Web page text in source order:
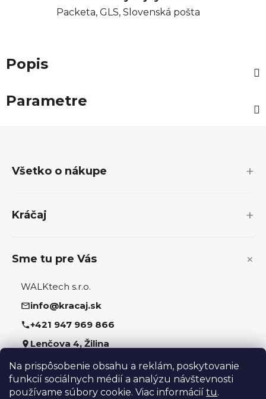
Na prispôsobenie obsahu a reklám, poskytovanie
funkcií sociálnych médií a analýzu návštevnosti
používame súbory cookie. Viac informácií tu.
Packeta, GLS, Slovenská pošta
Popis
Parametre
Všetko o nákupe
Kráčaj
Sme tu pre Vás
WALKtech s.r.o.
info@kracaj.sk
+421 947 969 866
Lenčova 4, Žilina
Sledujte nás